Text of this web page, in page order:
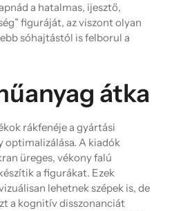
a hatalmas, ijesztő,
figuráját, az viszont olyan
sóhajtástól is felborul a
átka
rákfenéje a gyártási
optimalizálása. A kiadók
üreges, vékony falú
a figurákat. Ezek
lehetnek szépek is, de
a kognitív disszonanciát